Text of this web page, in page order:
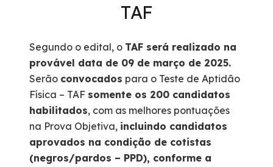
TAF
Segundo o edital, o TAF será realizado na
provável data de 09 de março de 2025.
Serão convocados para o Teste de Aptidão
Física – TAF somente os 200 candidatos
habilitados, com as melhores pontuações
na Prova Objetiva, incluindo candidatos
aprovados na condição de cotistas
(negros/pardos – PPD), conforme a